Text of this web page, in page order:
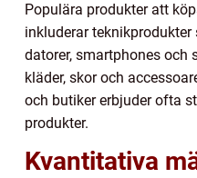
Populära produkter att
inkluderar teknikprodukter
datorer, smartphones och
kläder, skor och
och butiker erbjuder ofta
produkter.
Kvantitativa